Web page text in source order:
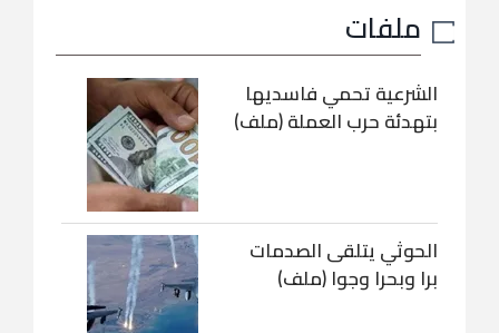
ملفات
الشرعية تحمي فاسديها
بتهدئة حرب العملة (ملف)
الحوثي يتلقى الصدمات
برا وبحرا وجوا (ملف)